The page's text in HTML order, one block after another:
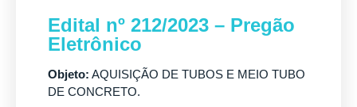
Edital nº 212/2023 – Pregão
Eletrônico
Objeto: AQUISIÇÃO DE TUBOS E MEIO TUBO
DE CONCRETO.